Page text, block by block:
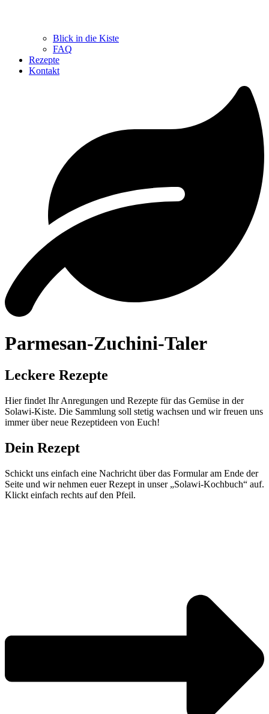
Blick in die Kiste
FAQ
Rezepte
Kontakt
Parmesan-Zuchini-Taler
Leckere Rezepte
Hier findet Ihr Anregungen und Rezepte für das Gemüse in der
Solawi-Kiste. Die Sammlung soll stetig wachsen und wir freuen uns
immer über neue Rezeptideen von Euch!
Dein Rezept
Schickt uns einfach eine Nachricht über das Formular am Ende der
Seite und wir nehmen euer Rezept in unser „Solawi-Kochbuch“ auf.
Klickt einfach rechts auf den Pfeil.